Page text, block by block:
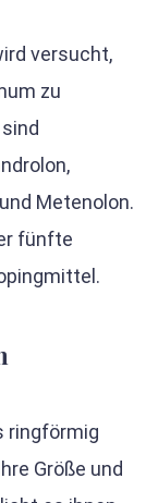
versucht,
zu
Metenolon.
fünfte
ringförmig
Größe und